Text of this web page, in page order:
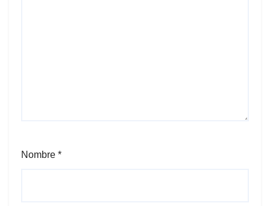
Nombre *